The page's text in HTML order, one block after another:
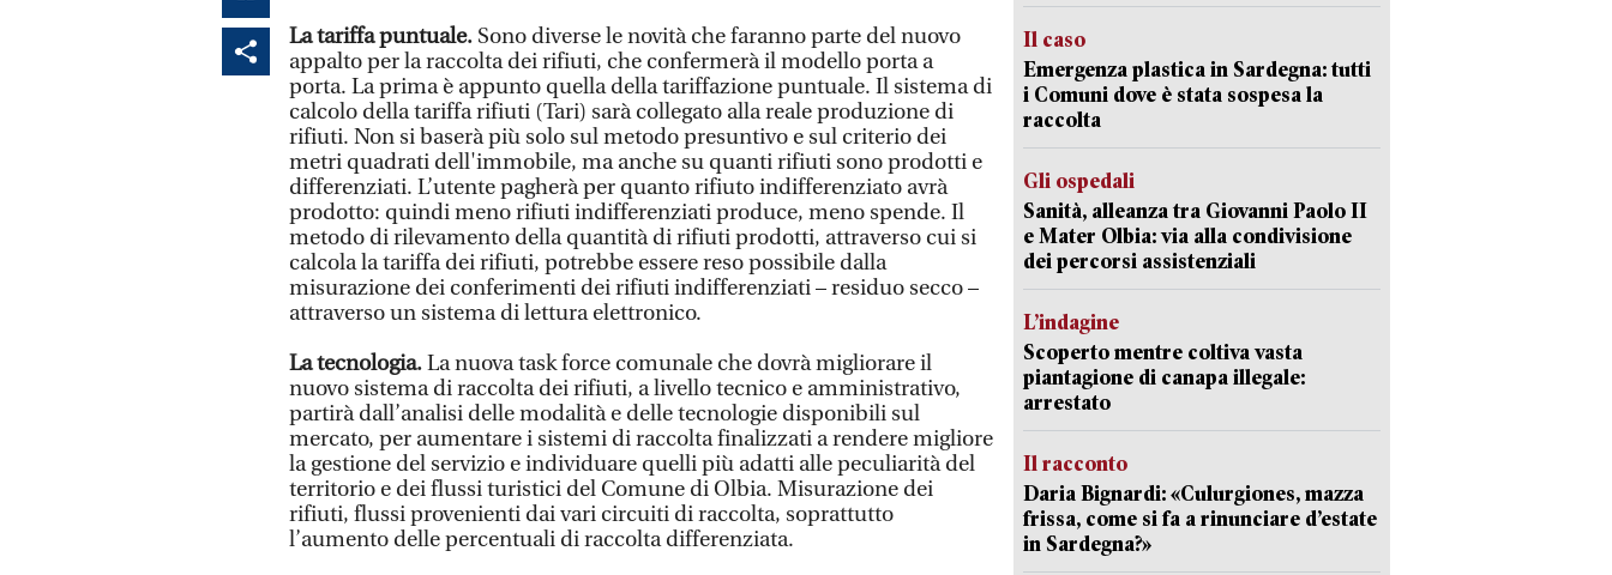
La tariffa puntuale. Sono diverse le novità che faranno parte del nuovo
appalto per la raccolta dei rifiuti, che confermerà il modello porta a
porta. La prima è appunto quella della tariffazione puntuale. Il sistema di
calcolo della tariffa rifiuti (Tari) sarà collegato alla reale produzione di
rifiuti. Non si baserà più solo sul metodo presuntivo e sul criterio dei
metri quadrati dell'immobile, ma anche su quanti rifiuti sono prodotti e
differenziati. L’utente pagherà per quanto rifiuto indifferenziato avrà
prodotto: quindi meno rifiuti indifferenziati produce, meno spende. Il
metodo di rilevamento della quantità di rifiuti prodotti, attraverso cui si
calcola la tariffa dei rifiuti, potrebbe essere reso possibile dalla
misurazione dei conferimenti dei rifiuti indifferenziati – residuo secco –
attraverso un sistema di lettura elettronico.
La tecnologia.La nuova task force comunale che dovrà migliorare il
nuovo sistema di raccolta dei rifiuti, a livello tecnico e amministrativo,
partirà dall’analisi delle modalità e delle tecnologie disponibili sul
mercato, per aumentare i sistemi di raccolta finalizzati a rendere migliore
la gestione del servizio e individuare quelli più adatti alle peculiarità del
territorio e dei flussi turistici del Comune di Olbia. Misurazione dei
rifiuti, flussi provenienti dai vari circuiti di raccolta, soprattutto
l’aumento delle percentuali di raccolta differenziata.
Il caso
Emergenza plastica in Sardegna: tutti
i Comuni dove è stata sospesa la
raccolta
Gli ospedali
Sanità, alleanza tra Giovanni Paolo II
e Mater Olbia: via alla condivisione
dei percorsi assistenziali
L’indagine
Scoperto mentre coltiva vasta
piantagione di canapa illegale:
arrestato
Il racconto
Daria Bignardi: «Culurgiones, mazza
frissa, come si fa a rinunciare d’estate
in Sardegna?»